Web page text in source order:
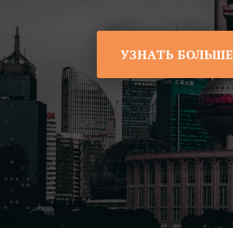
УЗНАТЬ БОЛЬШЕ